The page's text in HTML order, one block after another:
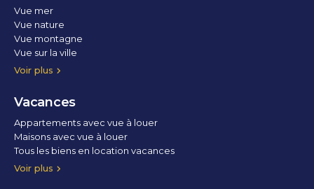
Voir plus
Vue mer
Vue nature
Vue montagne
Vue sur la ville
Vue parc
Vue fleuve
Vue lac
Vue marina / port
Vacances
Voir plus
Appartements avec vue à louer
Maisons avec vue à louer
Tous les biens en location vacances